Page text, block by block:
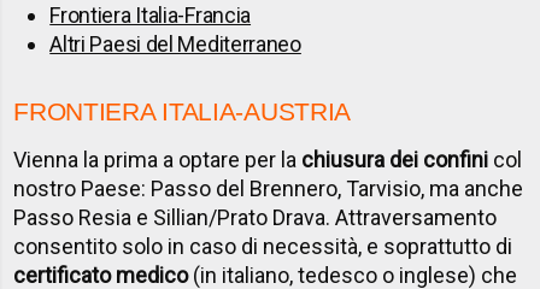
Frontiera Italia-Francia
Altri Paesi del Mediterraneo
FRONTIERA ITALIA-AUSTRIA
Vienna la prima a optare per la chiusura dei confini col
nostro Paese: Passo del Brennero, Tarvisio, ma anche
Passo Resia e Sillian/Prato Drava. Attraversamento
consentito solo in caso di necessità, e soprattutto di
certificato medico(in italiano, tedesco o inglese) che